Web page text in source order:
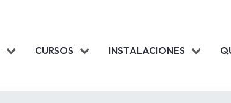
CURSOS INSTALACIONES